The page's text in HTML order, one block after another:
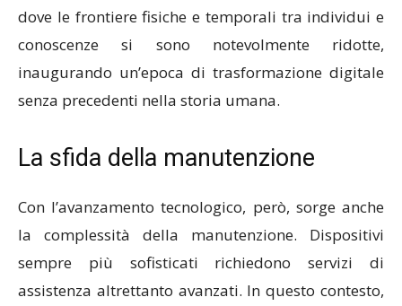
dove le frontiere fisiche e temporali tra individui e
conoscenze si sono notevolmente ridotte,
inaugurando un’epoca di trasformazione digitale
senza precedenti nella storia umana.
La sfida della manutenzione
Con l’avanzamento tecnologico, però, sorge anche
la complessità della manutenzione. Dispositivi
sempre più sofisticati richiedono servizi di
assistenza altrettanto avanzati. In questo contesto,